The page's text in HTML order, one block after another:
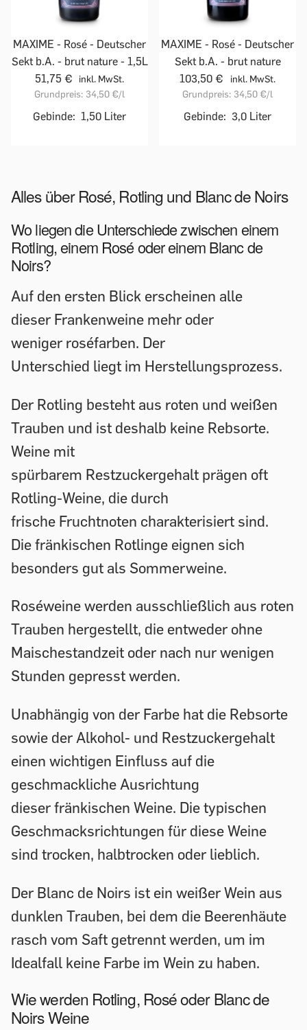
MAXIME - Rosé - Deutscher
Sekt b.A. - brut nature - 1,5L
51,75 €
inkl. MwSt.
Grundpreis: 34,50 €/l
Gebinde: 1,50 Liter
MAXIME - Rosé - Deutscher
Sekt b.A. - brut nature
103,50 €
inkl. MwSt.
Grundpreis: 34,50 €/l
Gebinde: 3,0 Liter
Alles über Rosé, Rotling und Blanc de Noirs
Wo liegen die Unterschiede zwischen einem
Rotling, einem Rosé oder einem Blanc de
Noirs?
Auf den ersten Blick erscheinen alle
dieser Frankenweine mehr oder
weniger roséfarben. Der
Unterschied liegt im Herstellungsprozess.
Der Rotling besteht aus roten und weißen
Trauben und ist deshalb keine Rebsorte.
Weine mit
spürbarem Restzuckergehalt prägen oft
Rotling-Weine, die durch
frische Fruchtnoten charakterisiert sind.
Die fränkischen Rotlinge eignen sich
besonders gut als Sommerweine.
Roséweine werden ausschließlich aus roten
Trauben hergestellt, die entweder ohne
Maischestandzeit oder nach nur wenigen
Stunden gepresst werden.
Unabhängig von der Farbe hat die Rebsorte
sowie der Alkohol- und Restzuckergehalt
einen wichtigen Einfluss auf die
geschmackliche Ausrichtung
dieser fränkischen Weine. Die typischen
Geschmacksrichtungen für diese Weine
sind trocken, halbtrocken oder lieblich.
Der Blanc de Noirs ist ein weißer Wein aus
dunklen Trauben, bei dem die Beerenhäute
rasch vom Saft getrennt werden, um im
Idealfall keine Farbe im Wein zu haben.
Wie werden Rotling, Rosé oder Blanc de
Noirs Weine